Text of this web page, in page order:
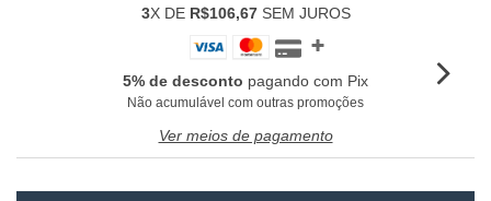
3X DE R$106,67SEM JUROS
5% de desconto pagando com Pix
Não acumulável com outras promoções
Ver meios de pagamento